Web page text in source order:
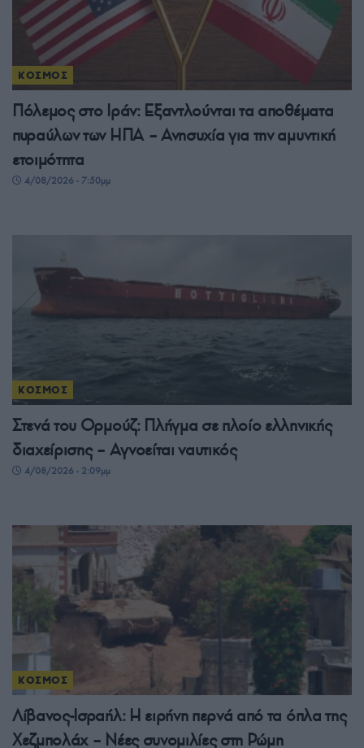
ΚΟΣΜΟΣ
Πόλεμος στο Ιράν: Εξαντλούνται τα αποθέματα
πυραύλων των ΗΠΑ – Ανησυχία για την αμυντική
ετοιμότητα
4/08/2026 - 7:50μμ
ΚΟΣΜΟΣ
Στενά του Ορμούζ: Πλήγμα σε πλοίο ελληνικής
διαχείρισης – Αγνοείται ναυτικός
4/08/2026 - 2:09μμ
ΚΟΣΜΟΣ
Λίβανος-Ισραήλ: Η ειρήνη περνά από τα όπλα της
Χεζμπολάχ – Νέες συνομιλίες στη Ρώμη